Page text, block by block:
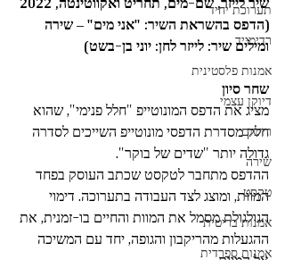
תערוכת יחיד
רדימייד
אמנות פלסטינית
דיוקן עצמי
רישום
שירה
טקסט
אמנות בריטית
אמנות ספרדית
(הדפס בהשראת השיר: "אני מים" – שירה
ומילים שיר: לייזר לחן: יוני בן-בשט)
שחר סיון
מציג את הדפס המונוטייפ "חלל פנימי", שהוא
חלק מסדרת הדפסי מונוטייפ השייכים לסדרה
גדולה יותר "שדים של בוקר".
ההדפס מתחבר לטקסט שכתב העוסק בפחד
המוות, ומוצג לצד העבודה בתערוכה. דימוי
הגולגולת מסמל את המוות והחיים בו-זמנית, את
ההגעלות מהריקבון והגופה, יחד עם המשיכה